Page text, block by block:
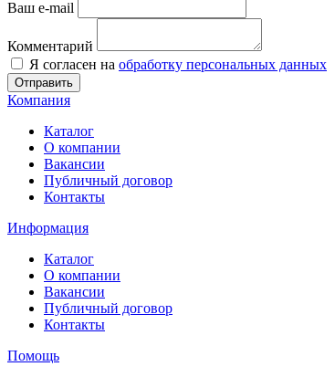
Ваш e-mail
Комментарий
Я согласен на обработку персональных данных
Отправить
Компания
Каталог
О компании
Вакансии
Публичный договор
Контакты
Информация
Каталог
О компании
Вакансии
Публичный договор
Контакты
Помощь